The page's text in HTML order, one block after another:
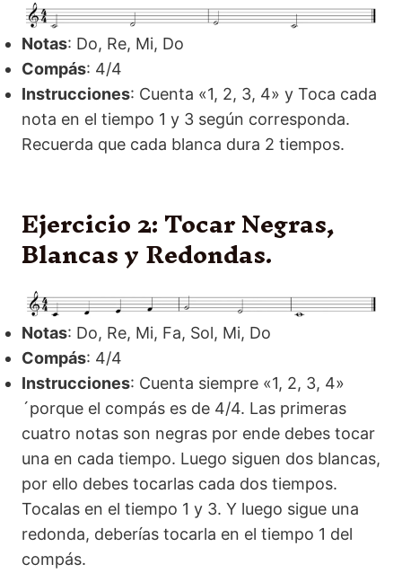
Notas: Do, Re, Mi, Do
Compás: 4/4
Instrucciones: Cuenta «1, 2, 3, 4» y Toca cada
nota en el tiempo 1 y 3 según corresponda.
Recuerda que cada blanca dura 2 tiempos.
Ejercicio 2: Tocar Negras,
Blancas y Redondas.
Notas: Do, Re, Mi, Fa, Sol, Mi, Do
Compás: 4/4
Instrucciones: Cuenta siempre «1, 2, 3, 4»
´porque el compás es de 4/4. Las primeras
cuatro notas son negras por ende debes tocar
una en cada tiempo. Luego siguen dos blancas,
por ello debes tocarlas cada dos tiempos.
Tocalas en el tiempo 1 y 3. Y luego sigue una
redonda, deberías tocarla en el tiempo 1 del
compás.